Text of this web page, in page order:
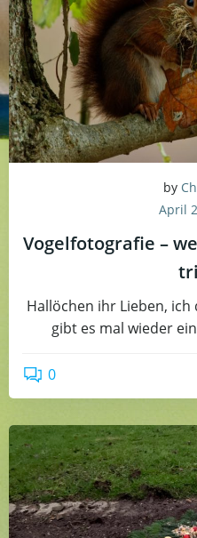
by
April
Vogelfotografie –
Hallöchen ihr Lieben,
gibt es mal wieder
0